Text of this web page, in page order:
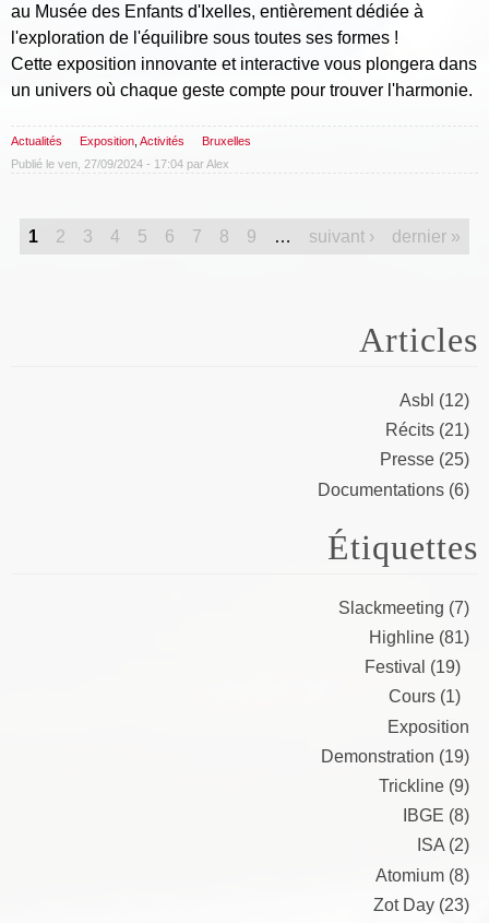
au Musée des Enfants d'Ixelles, entièrement dédiée à
l'exploration de l'équilibre sous toutes ses formes !
Cette exposition innovante et interactive vous plongera dans
un univers où chaque geste compte pour trouver l'harmonie.
Actualités Exposition Activités
Bruxelles
Publié le ven, 27/09/2024 - 17:04 parAlex
Pages
1 2 3 4 5 6 7 8 9 … suivant › dernier »
Articles
Asbl (12)
Récits (21)
Presse (25)
Documentations (6)
Étiquettes
Slackmeeting (7)
Highline (81)
Festival (19)
Cours (1)
Exposition
Demonstration (19)
Trickline (9)
IBGE (8)
ISA (2)
Atomium (8)
Zot Day (23)